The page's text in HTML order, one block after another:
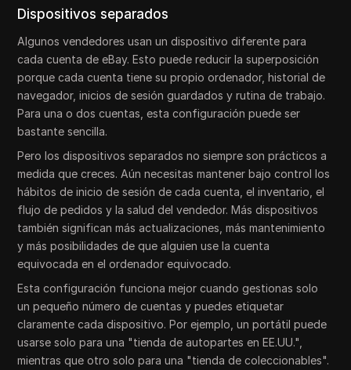
Dispositivos separados
Algunos vendedores usan un dispositivo diferente para
cada cuenta de eBay. Esto puede reducir la superposición
porque cada cuenta tiene su propio ordenador, historial de
navegador, inicios de sesión guardados y rutina de trabajo.
Para una o dos cuentas, esta configuración puede ser
bastante sencilla.
Pero los dispositivos separados no siempre son prácticos a
medida que creces. Aún necesitas mantener bajo control los
hábitos de inicio de sesión de cada cuenta, el inventario, el
flujo de pedidos y la salud del vendedor. Más dispositivos
también significan más actualizaciones, más mantenimiento
y más posibilidades de que alguien use la cuenta
equivocada en el ordenador equivocado.
Esta configuración funciona mejor cuando gestionas solo
un pequeño número de cuentas y puedes etiquetar
claramente cada dispositivo. Por ejemplo, un portátil puede
usarse solo para una "tienda de autopartes en EE.UU.",
mientras que otro solo para una "tienda de coleccionables".